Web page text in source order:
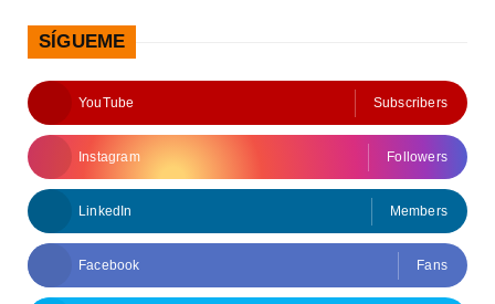
SÍGUEME
YouTube Subscribers
Instagram Followers
LinkedIn Members
Facebook Fans